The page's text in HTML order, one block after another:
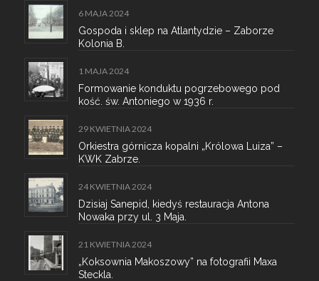
6 MAJA 2024
Gospoda i sklep na Atlantydzie – Zaborze
Kolonia B.
1 MAJA 2024
Formowanie konduktu pogrzebowego pod
kość. św. Antoniego w 1936 r.
29 KWIETNIA 2024
Orkiestra górnicza kopalni „Królowa Luiza” –
KWK Zabrze.
24 KWIETNIA 2024
Dzisiaj Sanepid, kiedyś restauracja Antona
Nowaka przy ul. 3 Maja.
21 KWIETNIA 2024
„Koksownia Makoszowy” na fotografii Maxa
Steckla.